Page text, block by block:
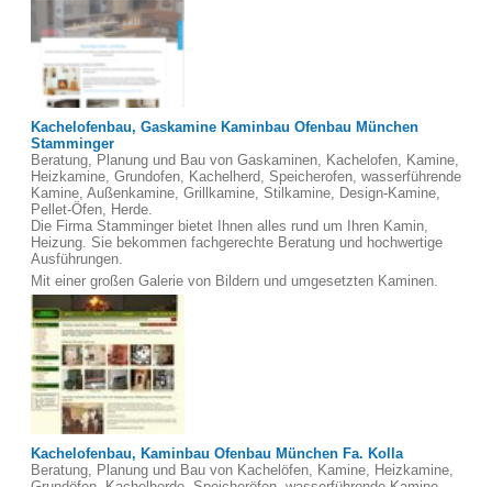
Kachelofenbau, Gaskamine Kaminbau Ofenbau München
Stamminger
Beratung, Planung und Bau von Gaskaminen, Kachelofen, Kamine,
Heizkamine, Grundofen, Kachelherd, Speicherofen, wasserführende
Kamine, Außenkamine, Grillkamine, Stilkamine, Design-Kamine,
Pellet-Öfen, Herde.
Die Firma Stamminger bietet Ihnen alles rund um Ihren Kamin,
Heizung. Sie bekommen fachgerechte Beratung und hochwertige
Ausführungen.
Mit einer großen Galerie von Bildern und umgesetzten Kaminen.
Kachelofenbau, Kaminbau Ofenbau München Fa. Kolla
Beratung, Planung und Bau von Kachelöfen, Kamine, Heizkamine,